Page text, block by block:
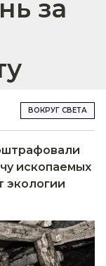
за
ВОКРУГ СВЕТА
ископаемых
экологии